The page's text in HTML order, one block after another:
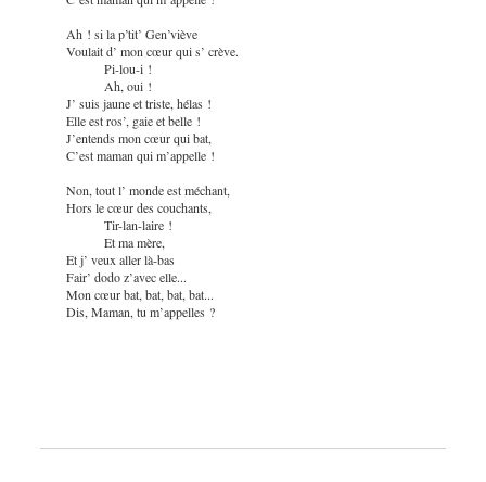
Ah ! si la p’tit’ Gen’viève
Voulait d’ mon cœur qui s’ crève.
Pi-lou-i !
Ah, oui !
J’ suis jaune et triste, hélas !
Elle est ros’, gaie et belle !
J’entends mon cœur qui bat,
C’est maman qui m’appelle !
Non, tout l’ monde est méchant,
Hors le cœur des couchants,
Tir-lan-laire !
Et ma mère,
Et j’ veux aller là-bas
Fair’ dodo z’avec elle...
Mon cœur bat, bat, bat, bat...
Dis, Maman, tu m’appelles ?